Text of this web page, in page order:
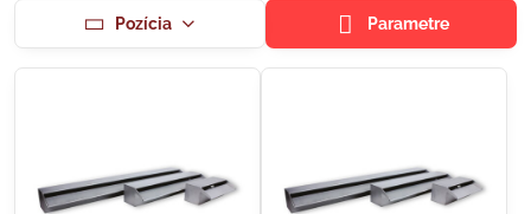
Pozícia Parametre